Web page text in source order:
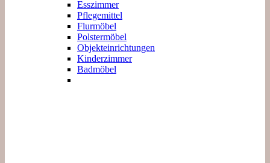
Esszimmer
Pflegemittel
Flurmöbel
Polstermöbel
Objekteinrichtungen
Kinderzimmer
Badmöbel